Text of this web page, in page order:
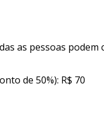
as pessoas
de 50%): R$ 70